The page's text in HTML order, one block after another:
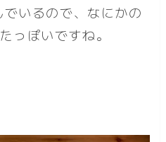
いるので、なにかの
っぽいですね。